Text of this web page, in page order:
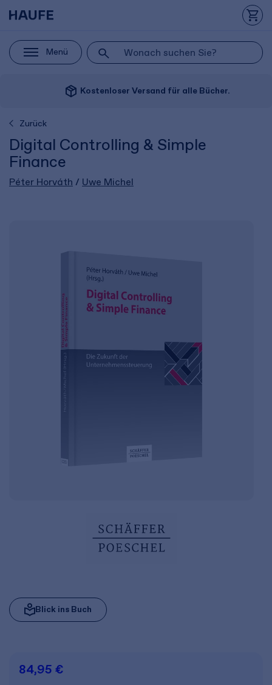
Menü
package_2 Kostenloser Versand für alle Bücher.
Zurück
Digital Controlling & Simple
Finance
Péter Horváth / Uwe Michel
Blick ins Buch
84,95 €